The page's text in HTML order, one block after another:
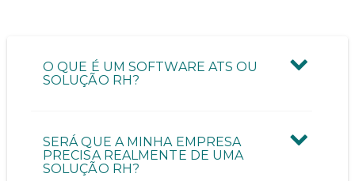
Quantas pessoas vão utilizar a ferramenta?
O QUE É UM SOFTWARE ATS OU
SOLUÇÃO RH?
SERÁ QUE A MINHA EMPRESA
PRECISA REALMENTE DE UMA
SOLUÇÃO RH?